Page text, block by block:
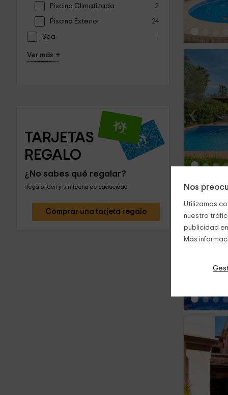
Nos
Utilizamos
nuestro
publicidad
Más
Piscina Climatizada 2
Piscina Exterior 24
Spa 1
Ver más +
TARJETAS
REGALO
¿No sabes qué regalar?
Regalo fácil y sin fecha de caducidad
Comprar una tarjeta regalo
‹
‹
‹